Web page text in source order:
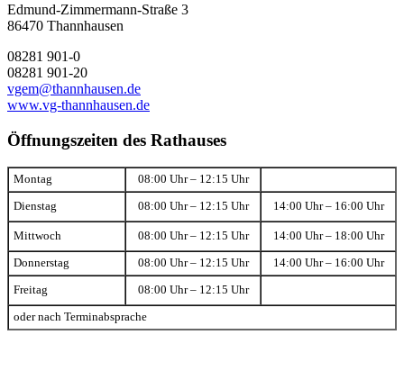
Edmund-Zimmermann-Straße 3
86470 Thannhausen
08281 901-0
08281 901-20
vgem@thannhausen.de
www.vg-thannhausen.de
Öffnungszeiten des Rathauses
Montag 08:00 Uhr – 12:15 Uhr
Dienstag 08:00 Uhr – 12:15 Uhr 14:00 Uhr – 16:00 Uhr
Mittwoch 08:00 Uhr – 12:15 Uhr 14:00 Uhr – 18:00 Uhr
Donnerstag 08:00 Uhr – 12:15 Uhr 14:00 Uhr – 16:00 Uhr
Freitag 08:00 Uhr – 12:15 Uhr
oder nach Terminabsprache